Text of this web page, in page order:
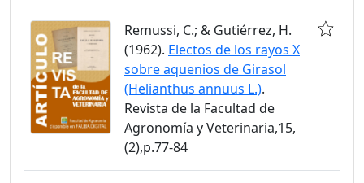
Remussi, C.; & Gutiérrez, H.
(1962). Electos de los rayos X
sobre aquenios de Girasol
(Helianthus annuus L.).
Revista de la Facultad de
Agronomía y Veterinaria,15,
(2),p.77-84